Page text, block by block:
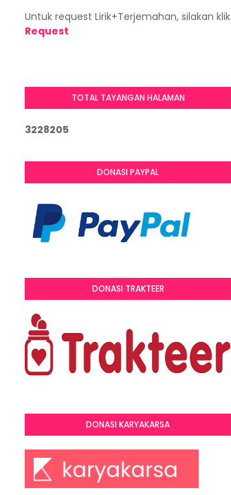
Untuk request Lirik+Terjemahan, silakan klik
Request
TOTAL TAYANGAN HALAMAN
3228205
DONASI PAYPAL
DONASI TRAKTEER
DONASI KARYAKARSA